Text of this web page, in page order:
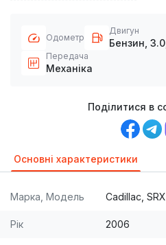
Одометр
Двигун
Бензин,
Передача
Механіка
Поділитися в
Основні характеристики
Марка, Модель Cadillac, SRX
Рік 2006